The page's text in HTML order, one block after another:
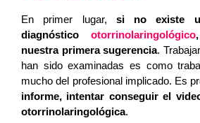
En primer lugar, si no existe
diagnóstico otorrinolaringológico
nuestra primera sugerencia.
han sido examinadas es como
mucho del profesional implicado. Es
informe, intentar conseguir el
otorrinolaringológica.